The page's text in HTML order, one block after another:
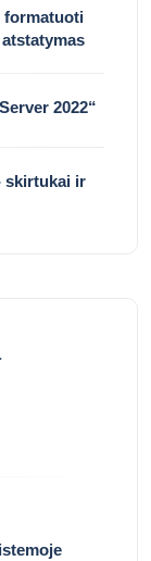
formatuoti
2022“
skirtukai ir